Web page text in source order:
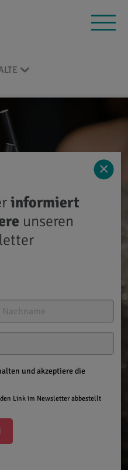
×
informiert
unseren
und akzeptiere die
Link im Newsletter abbestellt